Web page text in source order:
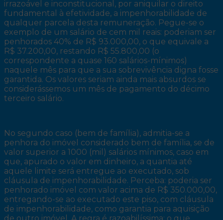
irrazoável e inconstitucional, por aniquilar o direito
fundamental à efetividade, a impenhorabilidade de
qualquer parcela desta remuneração. Pegue-se o
exemplo de um salário de cem mil reais: poderiam ser
penhorados 40% de R$ 93.000,00, o que equivale a
R$ 37.200,00, restando R$ 55.800,00 (o
correspondente a quase 160 salários-mínimos)
naquele mês para que a sua sobrevivência digna fosse
garantida. Os valores seriam ainda mais absurdos se
considerássemos um mês de pagamento do décimo
terceiro salário.
No segundo caso (bem de família), admitia-se a
penhora do imóvel considerado bem de família, se de
valor superior a 1000 (mil) salários mínimos, caso em
que, apurado o valor em dinheiro, a quantia até
aquele limite será entregue ao executado, sob
cláusula de impenhorabilidade. Perceba: poderia ser
penhorado imóvel com valor acima de R$ 350.000,00,
entregando-se ao executado este piso, com cláusula
de impenhorabilidade, como garantia para aquisição